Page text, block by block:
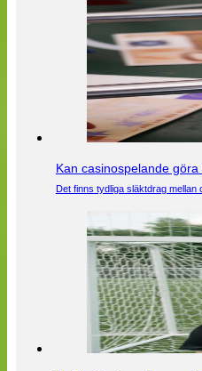
Kan casinospelande
Det finns tydliga släktdrag